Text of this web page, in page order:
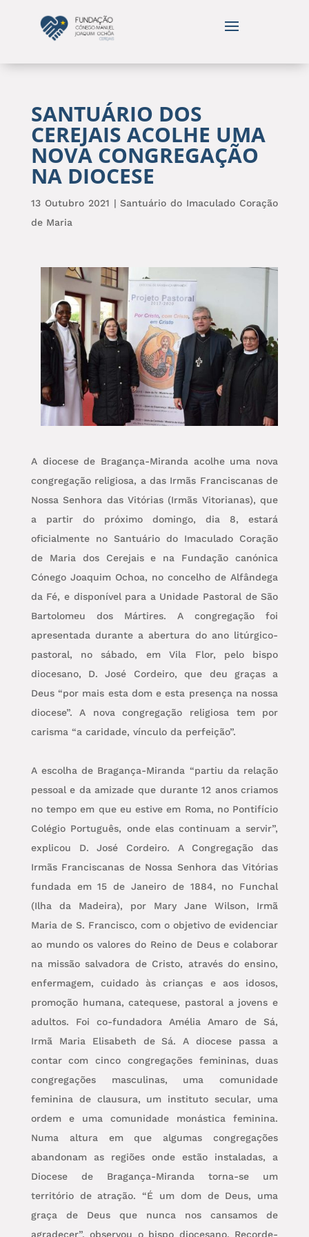
SANTUÁRIO DOS
CEREJAIS ACOLHE UMA
NOVA CONGREGAÇÃO
NA DIOCESE
13 Outubro 2021 |Santuário do Imaculado Coração
de Maria
A diocese de Bragança-Miranda acolhe uma nova
congregação religiosa, a das Irmãs Franciscanas de
Nossa Senhora das Vitórias (Irmãs Vitorianas), que
a partir do próximo domingo, dia 8, estará
oficialmente no Santuário do Imaculado Coração
de Maria dos Cerejais e na Fundação canónica
Cónego Joaquim Ochoa, no concelho de Alfândega
da Fé, e disponível para a Unidade Pastoral de São
Bartolomeu dos Mártires. A congregação foi
apresentada durante a abertura do ano litúrgico-
pastoral, no sábado, em Vila Flor, pelo bispo
diocesano, D. José Cordeiro, que deu graças a
Deus “por mais esta dom e esta presença na nossa
diocese”. A nova congregação religiosa tem por
carisma “a caridade, vínculo da perfeição”.
A escolha de Bragança-Miranda “partiu da relação
pessoal e da amizade que durante 12 anos criamos
no tempo em que eu estive em Roma, no Pontifício
Colégio Português, onde elas continuam a servir”,
explicou D. José Cordeiro. A Congregação das
Irmãs Franciscanas de Nossa Senhora das Vitórias
fundada em 15 de Janeiro de 1884, no Funchal
(Ilha da Madeira), por Mary Jane Wilson, Irmã
Maria de S. Francisco, com o objetivo de evidenciar
ao mundo os valores do Reino de Deus e colaborar
na missão salvadora de Cristo, através do ensino,
enfermagem, cuidado às crianças e aos idosos,
promoção humana, catequese, pastoral a jovens e
adultos. Foi co-fundadora Amélia Amaro de Sá,
Irmã Maria Elisabeth de Sá. A diocese passa a
contar com cinco congregações femininas, duas
congregações masculinas, uma comunidade
feminina de clausura, um instituto secular, uma
ordem e uma comunidade monástica feminina.
Numa altura em que algumas congregações
abandonam as regiões onde estão instaladas, a
Diocese de Bragança-Miranda torna-se um
território de atração. “É um dom de Deus, uma
graça de Deus que nunca nos cansamos de
agradecer”, observou o bispo diocesano. Recorde-